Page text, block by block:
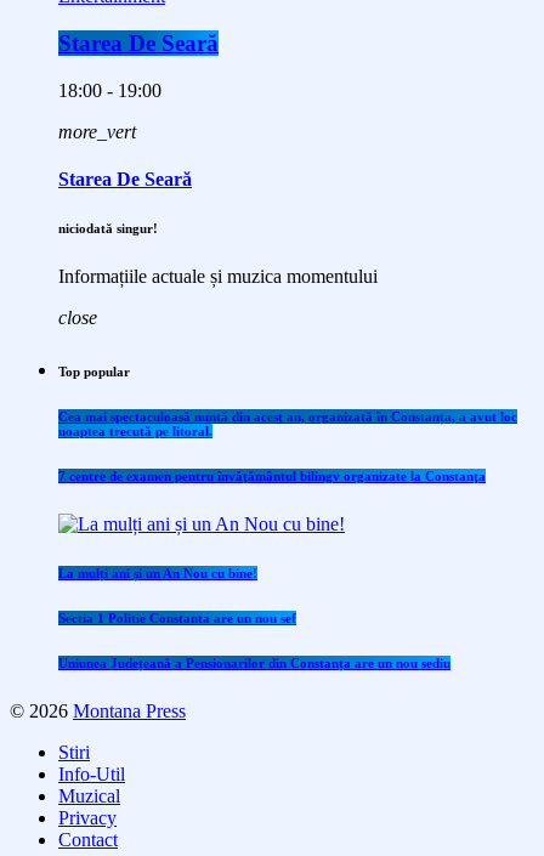
Starea De Seară
18:00 - 19:00
more_vert
Starea De Seară
niciodată singur!
Informațiile actuale și muzica momentului
close
Top popular
Cea mai spectaculoasă nuntă din acest an, organizată în Constanța, a avut loc
noaptea trecută pe litoral.
7 centre de examen pentru învăţământul bilingv organizate la Constanţa
La mulți ani și un An Nou cu bine!
Sectia 1 Politie Constanta are un nou sef
Uniunea Județeană a Pensionarilor din Constanța are un nou sediu
© 2026 Montana Press
Stiri
Info-Util
Muzical
Privacy
Contact